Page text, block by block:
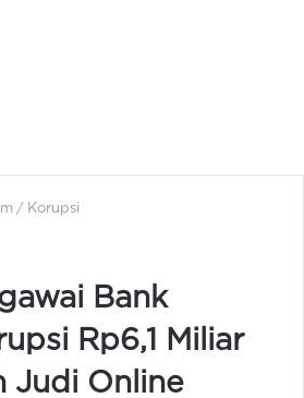
/ Korupsi
Bank
Rp6,1 Miliar
Judi Online